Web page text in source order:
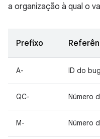
a organização à qual o
Prefixo
A- ID do
QC- Número
M- Número